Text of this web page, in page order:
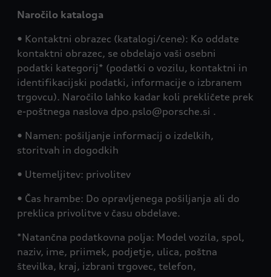
Naročilo kataloga
• Kontaktni obrazec (katalogi/cene): Ko oddate
kontaktni obrazec, se obdelajo vaši osebni
podatki kategorij* (podatki o vozilu, kontaktni in
identifikacijski podatki, informacije o izbranem
trgovcu). Naročilo lahko kadar koli prekličete prek
e-poštnega naslova dpo.pslo@porsche.si .
• Namen: pošiljanje informacij o izdelkih,
storitvah in dogodkih
• Utemeljitev: privolitev
• Čas hrambe: Do opravljenega pošiljanja ali do
preklica privolitve v času obdelave.
*Natančna podatkovna polja: Model vozila, spol,
naziv, ime, priimek, podjetje, ulica, poštna
številka, kraj, izbrani trgovec, telefon,